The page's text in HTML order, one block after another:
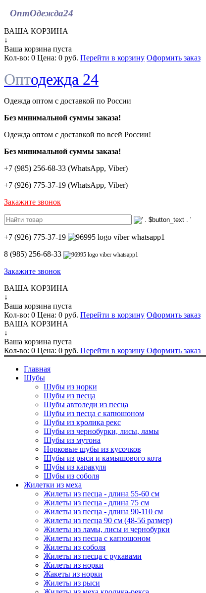
ОптОдежда24
ВАША КОРЗИНА
↓
Ваша корзина пуста
Кол-во: 0 Цена: 0 руб. Перейти в корзину Оформить заказ
Оптодежда 24
Одежда оптом с доставкой по России
Без минимальной суммы заказа!
Одежда оптом c доставкой по всей России!
Без минимальной суммы заказа!
+7 (985) 256-68-33 (WhatsApp, Viber)
+7 (926) 775-37-19 (WhatsApp, Viber)
Закажите звонок
+7 (926) 775-37-19
8 (985) 256-68-33
Закажите звонок
ВАША КОРЗИНА
↓
Ваша корзина пуста
Кол-во: 0 Цена: 0 руб. Перейти в корзину Оформить заказ
ВАША КОРЗИНА
↓
Ваша корзина пуста
Кол-во: 0 Цена: 0 руб. Перейти в корзину Оформить заказ
Главная
Шубы
Шубы из норки
Шубы из песца
Шубы автоледи из песца
Шубы из песца с капюшоном
Шубы из кролика рекс
Шубы из чернобурки, лисы, ламы
Шубы из мутона
Норковые шубы из кусочков
Шубы из рыси и камышового кота
Шубы из каракуля
Шубы из соболя
Жилетки из меха
Жилеты из песца - длина 55-60 см
Жилеты из песца - длина 75 см
Жилеты из песца - длина 90-110 см
Жилеты из песца 90 см (48-56 размер)
Жилеты из ламы, лисы и чернобурки
Жилеты из песца с капюшоном
Жилеты из соболя
Жилеты из песца с рукавами
Жилеты из норки
Жакеты из норки
Жилеты из рыси